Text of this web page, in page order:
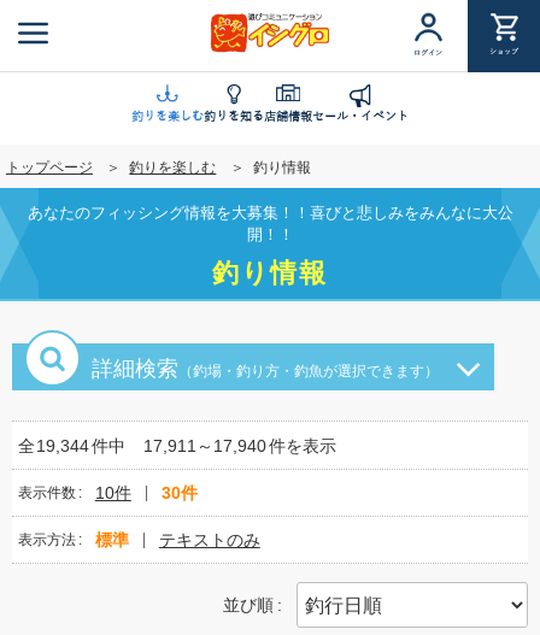
ン
に
移
動
ログイン ショップ
釣りを楽しむ釣りを知る店舗情報セール・イベント
トップページ 釣りを楽しむ 釣り情報
あなたのフィッシング情報を大募集！！喜びと悲しみをみんなに大公
開！！
釣り情報
詳細検索 （釣場・釣り方・釣魚が選択できます）
全19,344件中 17,911～17,940件を表示
表示件数 10件 30件
表示方法 標準 テキストのみ
並び順